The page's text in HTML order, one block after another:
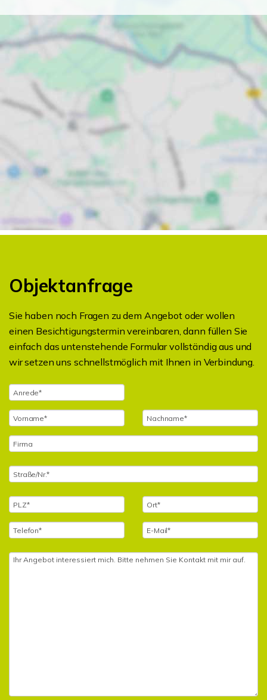
Objektanfrage
Sie haben noch Fragen zu dem Angebot oder wollen
einen Besichtigungstermin vereinbaren, dann füllen Sie
einfach das untenstehende Formular vollständig aus und
wir setzen uns schnellstmöglich mit Ihnen in Verbindung.